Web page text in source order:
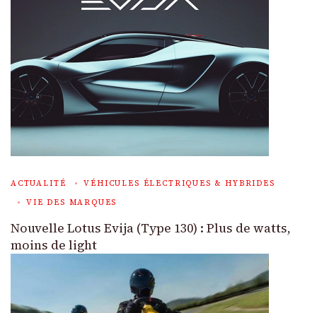
ACTUALITÉ
VÉHICULES ÉLECTRIQUES & HYBRIDES
VIE DES MARQUES
Nouvelle Lotus Evija (Type 130) : Plus de watts,
moins de light